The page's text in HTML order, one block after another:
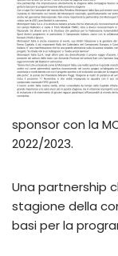
sponsor con la
2022/2023.
Una partnership
stagione della
basi per la